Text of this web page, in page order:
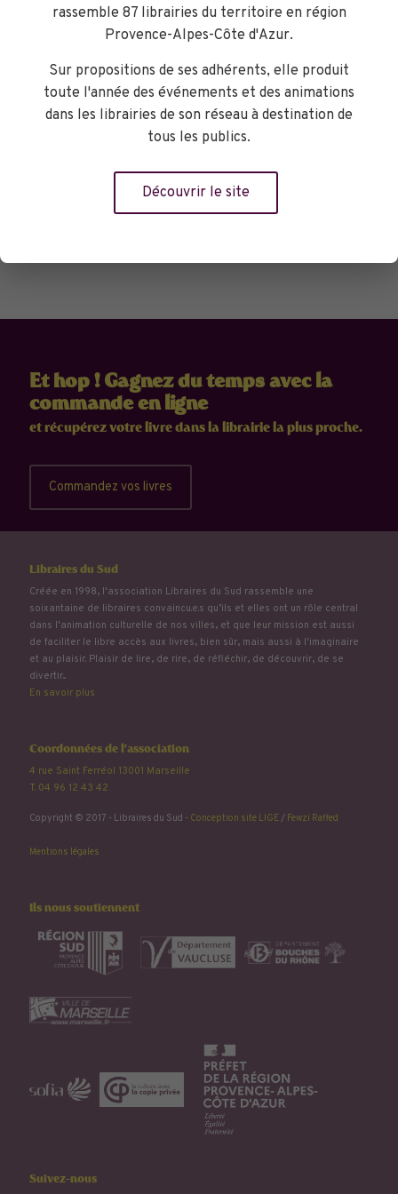
une hors la loi.
Un western féministe aux côtés de femmes rejetées par
d’une soif de connaître, comprendre et soigner les maux
des femmes pour qu’elles ne soient plus stigmatisées par
l’ignorance et les superstitions ni réduites uniquement à
leurs ventres inféconds."
Et hop ! Gagnez du temps avec la
commande en ligne
et récupérez votre livre dans la librairie la plus proche.
Commandez vos livres
Libraires du Sud
Créée en 1998, l'association Libraires du Sud rassemble une
soixantaine de libraires convaincu.e.s qu’ils et elles ont un rôle central
dans l'animation culturelle de nos villes, et que leur mission est aussi
de faciliter le libre accès aux livres, bien sûr, mais aussi à l'imaginaire
et au plaisir. Plaisir de lire, de rire, de réfléchir, de découvrir, de se
divertir...
En savoir plus
Coordonnées de l'association
4 rue Saint Ferréol 13001 Marseille
T. 04 96 12 43 42
Copyright © 2017 - Libraires du Sud - Conception site LIGE/ Fewzi Raffed
Mentions légales
Ils nous soutiennent
Suivez-nous
rassemble 87 librairies du territoire en région
Provence-Alpes-Côte d'Azur.
Sur propositions de ses adhérents, elle produit
toute l'année des événements et des animations
dans les librairies de son réseau à destination de
tous les publics.
Découvrir le site